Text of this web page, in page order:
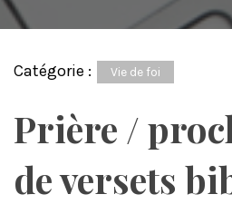
Catégorie : Vie de foi
Prière /
de versets